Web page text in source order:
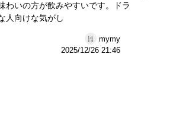
わいの方が飲みやすいです。ドラ
人向けな気がし
mymy
2025/12/26 21:46